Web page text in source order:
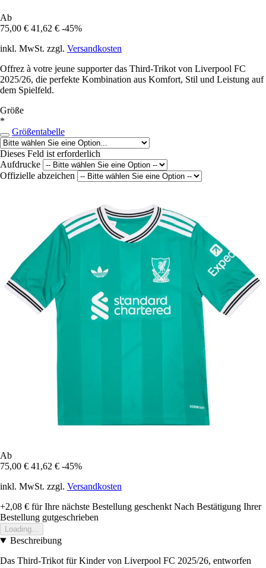
Ab
75,00 € 41,62 € -45%
inkl. MwSt. zzgl. Versandkosten
Offrez à votre jeune supporter das Third-Trikot von Liverpool FC
2025/26, die perfekte Kombination aus Komfort, Stil und Leistung auf
dem Spielfeld.
Größe
*
Größentabelle
Dieses Feld ist erforderlich
Aufdrucke
Offizielle abzeichen
Ab
75,00 € 41,62 € -45%
inkl. MwSt. zzgl. Versandkosten
+2,08 € für Ihre nächste Bestellung geschenkt Nach Bestätigung Ihrer
Bestellung gutgeschrieben
Loading...
Beschreibung
Das Third-Trikot für Kinder von Liverpool FC 2025/26, entworfen